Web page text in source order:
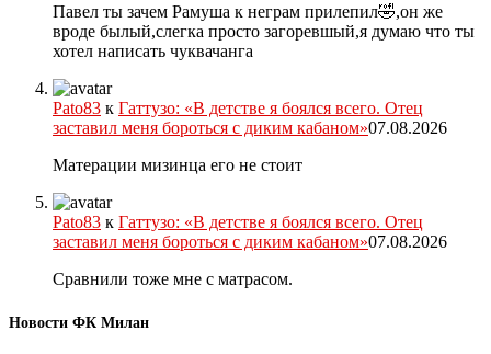
Павел ты зачем Рамуша к неграм прилепил🤣,он же
вроде былый,слегка просто загоревшый,я думаю что ты
хотел написать чуквачанга
Pato83 к Гаттузо: «В детстве я боялся всего. Отец
заставил меня бороться с диким кабаном»07.08.2026
Матерации мизинца его не стоит
Pato83 к Гаттузо: «В детстве я боялся всего. Отец
заставил меня бороться с диким кабаном»07.08.2026
Сравнили тоже мне с матрасом.
Новости ФК Милан